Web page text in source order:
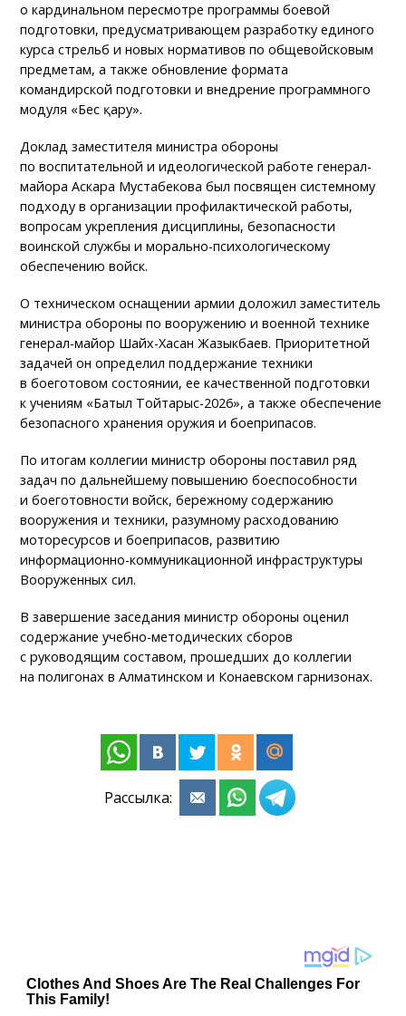
о кардинальном пересмотре программы боевой
подготовки, предусматривающем разработку единого
курса стрельб и новых нормативов по общевойсковым
предметам, а также обновление формата
командирской подготовки и внедрение программного
модуля «Бес қару».
Доклад заместителя министра обороны
по воспитательной и идеологической работе генерал-
майора Аскара Мустабекова был посвящен системному
подходу в организации профилактической работы,
вопросам укрепления дисциплины, безопасности
воинской службы и морально-психологическому
обеспечению войск.
О техническом оснащении армии доложил заместитель
министра обороны по вооружению и военной технике
генерал-майор Шайх-Хасан Жазыкбаев. Приоритетной
задачей он определил поддержание техники
в боеготовом состоянии, ее качественной подготовки
к учениям «Батыл Тойтарыс-2026», а также обеспечение
безопасного хранения оружия и боеприпасов.
По итогам коллегии министр обороны поставил ряд
задач по дальнейшему повышению боеспособности
и боеготовности войск, бережному содержанию
вооружения и техники, разумному расходованию
моторесурсов и боеприпасов, развитию
информационно-коммуникационной инфраструктуры
Вооруженных сил.
В завершение заседания министр обороны оценил
содержание учебно-методических сборов
с руководящим составом, прошедших до коллегии
на полигонах в Алматинском и Конаевском гарнизонах.
Рассылка: